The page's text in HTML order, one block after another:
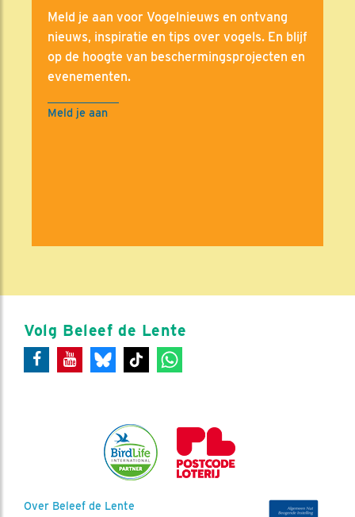
Meld je aan voor Vogelnieuws en ontvang
nieuws, inspiratie en tips over vogels. En blijf
op de hoogte van beschermingsprojecten en
evenementen.
Meld je aan
Volg Beleef de Lente
Over Beleef de Lente